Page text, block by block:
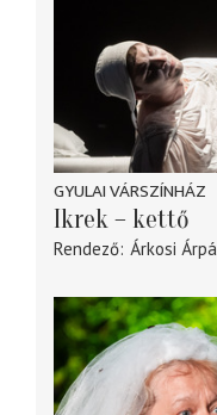
GYULAI VÁRSZÍNHÁZ
Ikrek – kettő
Rendező Árkosi